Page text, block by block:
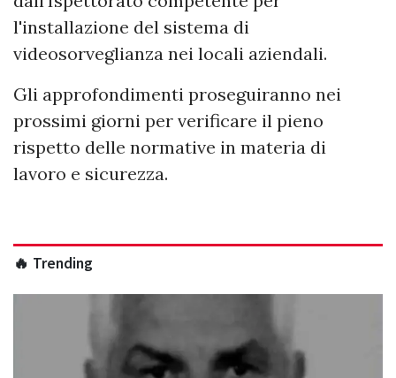
l'installazione del sistema di
videosorveglianza nei locali aziendali.
Gli approfondimenti proseguiranno nei
prossimi giorni per verificare il pieno
rispetto delle normative in materia di
lavoro e sicurezza.
🔥 Trending